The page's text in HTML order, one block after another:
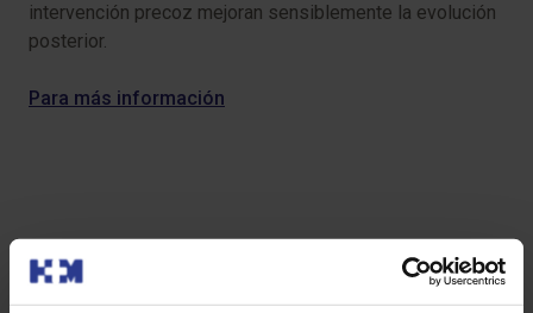
intervención precoz mejoran sensiblemente la evolución
posterior.
Para más información